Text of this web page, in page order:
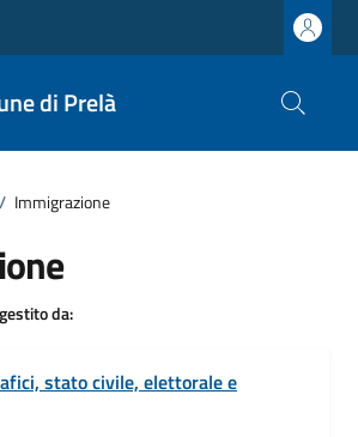
di Prelà
/ Immigrazione
da:
stato civile, elettorale e